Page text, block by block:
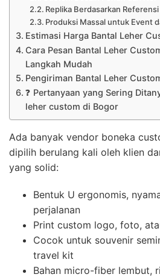
Replika Berdasarkan Referensi
Produksi Massal untuk Event
Estimasi Harga Bantal Leher
Cara Pesan Bantal Leher
Langkah Mudah
Pengiriman Bantal Leher
❓ Pertanyaan yang Sering
leher custom di Bogor
Ada banyak vendor boneka
dipilih berulang kali oleh klien
yang solid:
Bentuk U ergonomis,
perjalanan
Print custom logo, foto,
Cocok untuk souvenir
travel kit
Bahan micro-fiber lembut,